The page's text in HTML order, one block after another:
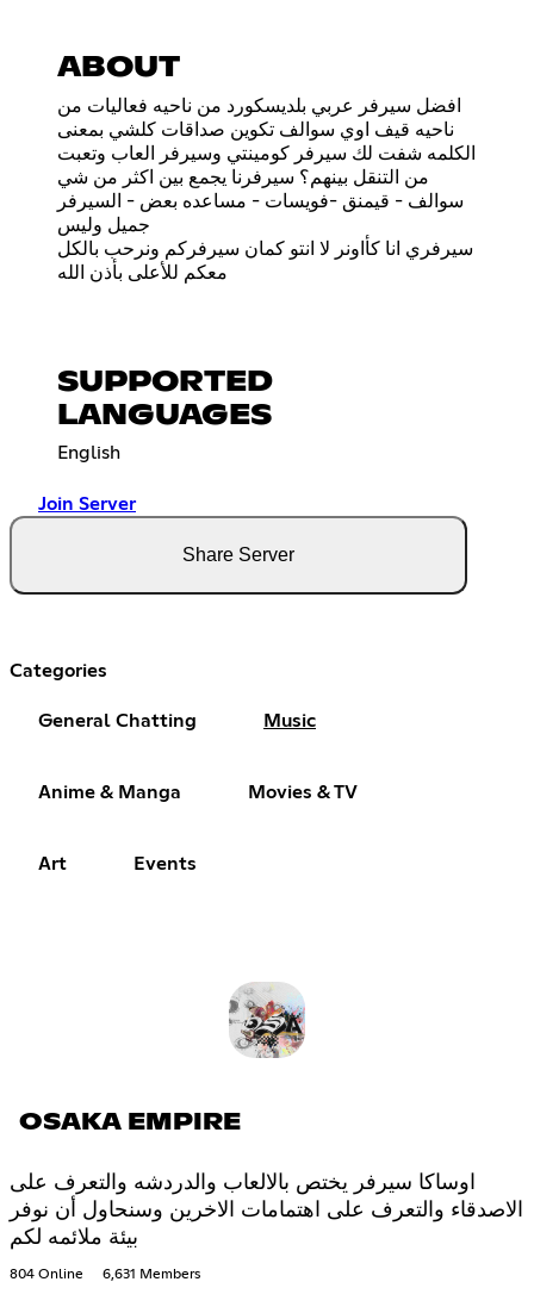
ABOUT
افضل سيرفر عربي بلديسكورد من ناحيه فعاليات من
ناحيه قيف اوي سوالف تكوين صداقات كلشي بمعنى
الكلمه شفت لك سيرفر كومينتي وسيرفر العاب وتعبت
من التنقل بينهم؟ سيرفرنا يجمع بين اكثر من شي
سوالف - قيمنق -فويسات - مساعده بعض - السيرفر
جميل وليس
سيرفري انا كأاونر لا انتو كمان سيرفركم ونرحب بالكل
معكم للأعلى بأذن الله
SUPPORTED
LANGUAGES
English
Join Server
Share Server
Categories
General Chatting Music
Anime & Manga Movies & TV
Art Events
OSAKA EMPIRE
اوساكا سيرفر يختص بالالعاب والدردشه والتعرف على
الاصدقاء والتعرف على اهتمامات الاخرين وسنحاول أن نوفر
بيئة ملائمه لكم
804 Online 6,631 Members